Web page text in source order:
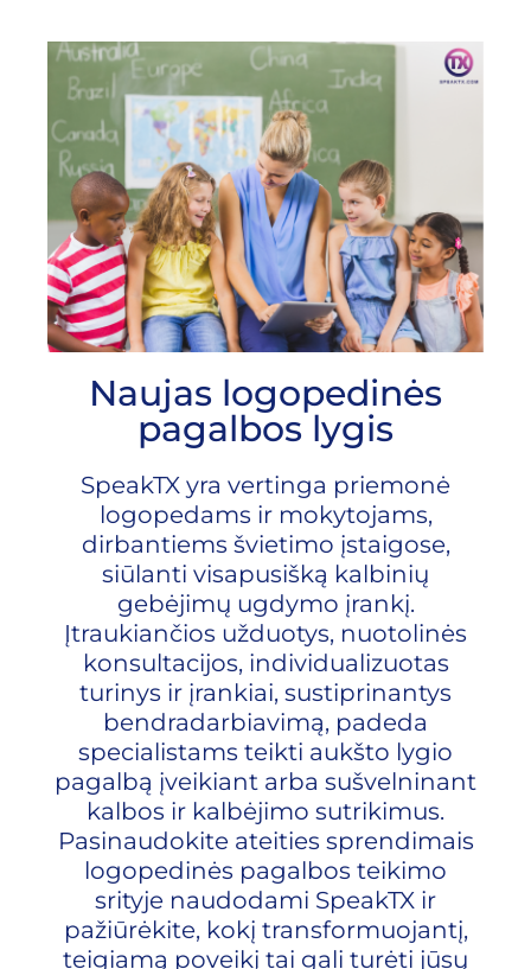
Naujas logopedinės
pagalbos lygis
SpeakTX yra vertinga priemonė
logopedams ir mokytojams,
dirbantiems švietimo įstaigose,
siūlanti visapusišką kalbinių
gebėjimų ugdymo įrankį.
Įtraukiančios užduotys, nuotolinės
konsultacijos, individualizuotas
turinys ir įrankiai, sustiprinantys
bendradarbiavimą, padeda
specialistams teikti aukšto lygio
pagalbą įveikiant arba sušvelninant
kalbos ir kalbėjimo sutrikimus.
Pasinaudokite ateities sprendimais
logopedinės pagalbos teikimo
srityje naudodami SpeakTX ir
pažiūrėkite, kokį transformuojantį,
teigiamą poveikį tai gali turėti jūsų